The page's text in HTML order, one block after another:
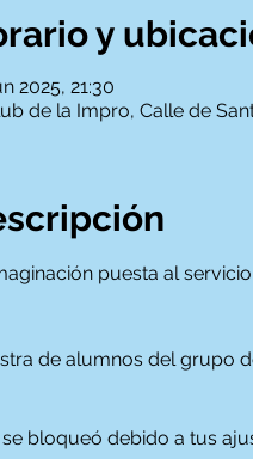
y
2025, 21:30
de la Impro, Calle de
puesta al
de alumnos del grupo
bloqueó debido a tus